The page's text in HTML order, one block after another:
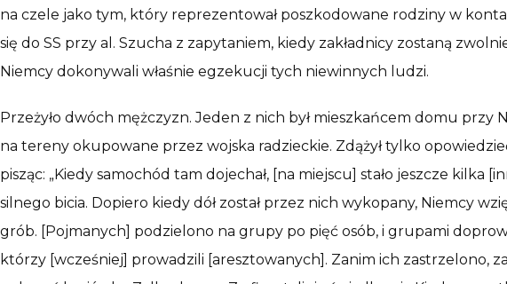
na czele jako tym, który reprezentował poszkodowane rodziny w
się do SS przy al. Szucha z zapytaniem, kiedy zakładnicy zostaną
Niemcy dokonywali właśnie egzekucji tych niewinnych ludzi.
Przeżyło dwóch mężczyzn. Jeden z nich był mieszkańcem domu
na tereny okupowane przez wojska radzieckie. Zdążył tylko
pisząc: „Kiedy samochód tam dojechał, [na miejscu] stało jeszcze
silnego bicia. Dopiero kiedy dół został przez nich wykopany, Niemcy
grób. [Pojmanych] podzielono na grupy po pięć osób, i grupami
którzy [wcześniej] prowadzili [aresztowanych]. Zanim ich zastrzelono,